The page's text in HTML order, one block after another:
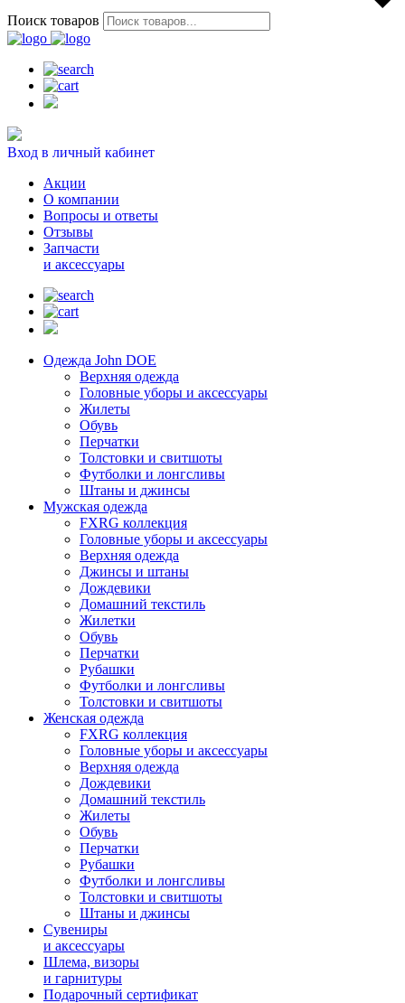
Поиск товаров
Вход в личный кабинет
Акции
О компании
Вопросы и ответы
Отзывы
Запчасти
и аксессуары
Одежда John DOE
Верхняя одежда
Головные уборы и аксессуары
Жилеты
Обувь
Перчатки
Толстовки и свитшоты
Футболки и лонгсливы
Штаны и джинсы
Мужская одежда
FXRG коллекция
Головные уборы и аксессуары
Верхняя одежда
Джинсы и штаны
Дождевики
Домашний текстиль
Жилетки
Обувь
Перчатки
Рубашки
Футболки и лонгсливы
Толстовки и свитшоты
Женская одежда
FXRG коллекция
Головные уборы и аксессуары
Верхняя одежда
Дождевики
Домашний текстиль
Жилеты
Обувь
Перчатки
Рубашки
Футболки и лонгсливы
Толстовки и свитшоты
Штаны и джинсы
Сувениры
и аксессуары
Шлема, визоры
и гарнитуры
Подарочный сертификат